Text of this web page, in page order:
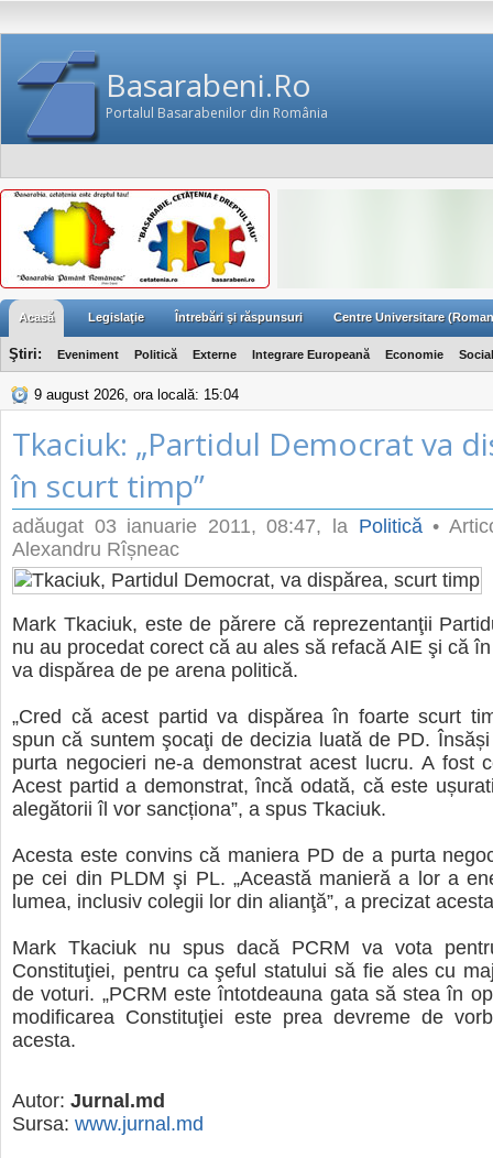
Basarabeni.Ro
Portalul Basarabenilor din România
Acasă Legislaţie Întrebări şi răspunsuri Centre Universitare
Ştiri: Eveniment Politică Externe Integrare Europeană Economie Social
9 august 2026, ora locală: 15:04
Tkaciuk: „Partidul Democrat va
în scurt timp”
adăugat 03 ianuarie 2011, 08:47, la Politică•
Alexandru Rîșneac
Mark Tkaciuk, este de părere că reprezentanţii
nu au procedat corect că au ales să refacă AIE şi că
va dispărea de pe arena politică.
„Cred că acest partid va dispărea în foarte scurt
spun că suntem şocaţi de decizia luată de PD.
purta negocieri ne-a demonstrat acest lucru. A fost
Acest partid a demonstrat, încă odată, că este
alegătorii îl vor sancționa”, a spus Tkaciuk.
Acesta este convins că maniera PD de a purta
pe cei din PLDM şi PL. „Această manieră a lor a
lumea, inclusiv colegii lor din alianţă”, a precizat
Mark Tkaciuk nu spus dacă PCRM va vota
Constituţiei, pentru ca şeful statului să fie ales cu
de voturi. „PCRM este întotdeauna gata să stea în
modificarea Constituţiei este prea devreme de
acesta.
Autor: Jurnal.md
Sursa: www.jurnal.md